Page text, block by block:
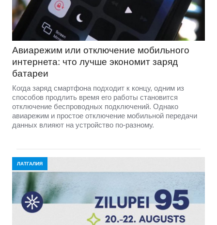
Авиарежим или отключение мобильного
интернета: что лучше экономит заряд
батареи
Когда заряд смартфона подходит к концу, одним из
способов продлить время его работы становится
отключение беспроводных подключений. Однако
авиарежим и простое отключение мобильной передачи
данных влияют на устройство по-разному.
ЛАТГАЛИЯ